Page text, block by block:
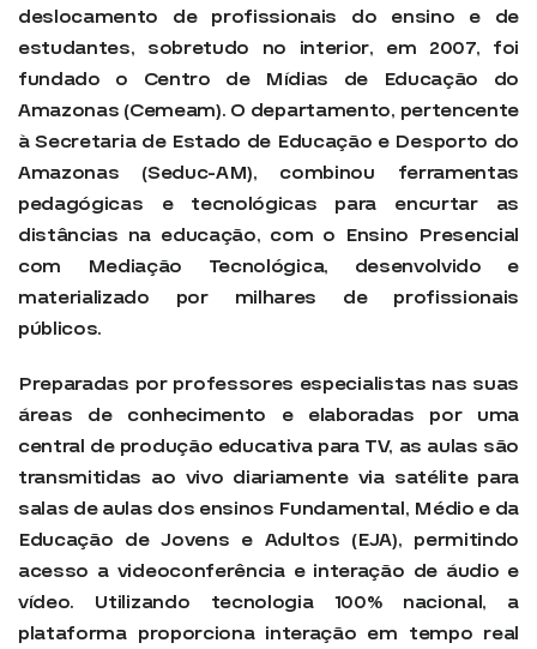
deslocamento de profissionais do ensino e de
estudantes, sobretudo no interior, em 2007, foi
fundado o Centro de Mídias de Educação do
Amazonas (Cemeam). O departamento, pertencente
à Secretaria de Estado de Educação e Desporto do
Amazonas (Seduc-AM), combinou ferramentas
pedagógicas e tecnológicas para encurtar as
distâncias na educação, com o Ensino Presencial
com Mediação Tecnológica, desenvolvido e
materializado por milhares de profissionais
públicos.
Preparadas por professores especialistas nas suas
áreas de conhecimento e elaboradas por uma
central de produção educativa para TV, as aulas são
transmitidas ao vivo diariamente via satélite para
salas de aulas dos ensinos Fundamental, Médio e da
Educação de Jovens e Adultos (EJA), permitindo
acesso a videoconferência e interação de áudio e
vídeo. Utilizando tecnologia 100% nacional, a
plataforma proporciona interação em tempo real